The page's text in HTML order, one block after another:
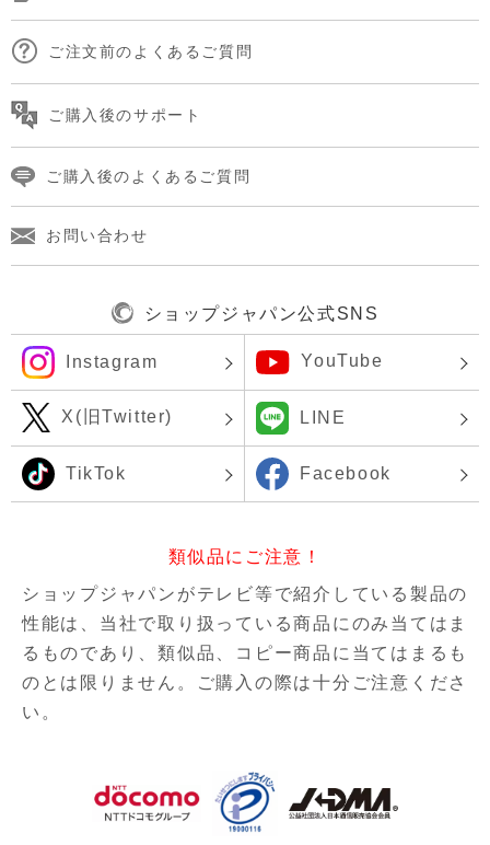
ご注文前のよくあるご質問
ご購入後のサポート
ご購入後のよくあるご質問
お問い合わせ
ショップジャパン公式SNS
Instagram YouTube
X(旧Twitter) LINE
TikTok Facebook
類似品にご注意！
ショップジャパンがテレビ等で紹介している製品の
性能は、当社で取り扱っている商品にのみ当てはま
るものであり、類似品、コピー商品に当てはまるも
のとは限りません。ご購入の際は十分ご注意くださ
い。